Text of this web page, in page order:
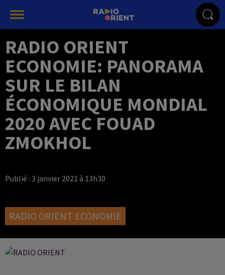
RADIO ORIENT
ECONOMIE: PANORAMA
SUR LE BILAN
ÉCONOMIQUE MONDIAL
2020 AVEC FOUAD
ZMOKHOL
Publié : 3 janvier 2021 à 13h30
RADIO ORIENT ECONOMIE